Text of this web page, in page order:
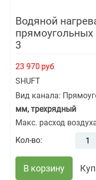
Водяной
прямоугольных
3
23 970 руб
SHUFT
Вид канала:
мм, трехрядный
Макс. расход
Кол-во:
В корзину